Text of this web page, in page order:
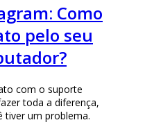
Como
pelo seu
com o suporte
toda a diferença,
tiver um problema.